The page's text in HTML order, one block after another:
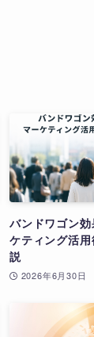
バンドワゴン
ケティング活
説
2026年6月30日